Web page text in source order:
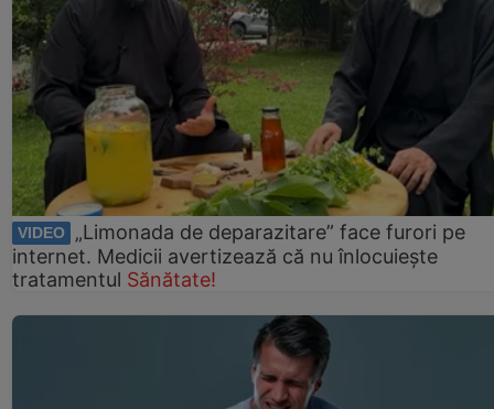
VIDEO
„Limonada de deparazitare” face furori pe
internet. Medicii avertizează că nu înlocuiește
tratamentul Sănătate!